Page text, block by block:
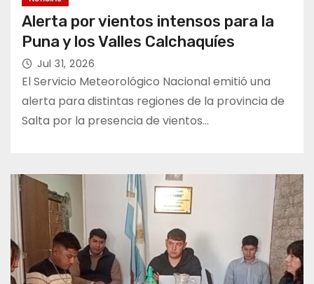
Alerta por vientos intensos para la
Puna y los Valles Calchaquíes
Jul 31, 2026
El Servicio Meteorológico Nacional emitió una
alerta para distintas regiones de la provincia de
Salta por la presencia de vientos…